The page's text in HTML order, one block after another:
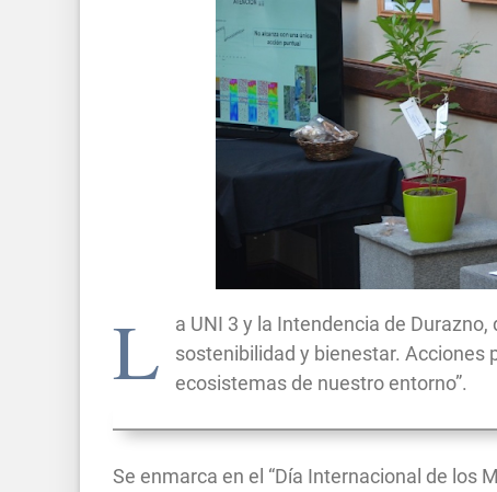
L
a UNI 3 y la Intendencia de
sostenibilidad y bienestar. Acciones
ecosistemas de nuestro entorno”.
Se enmarca en el “Día Internacional de los